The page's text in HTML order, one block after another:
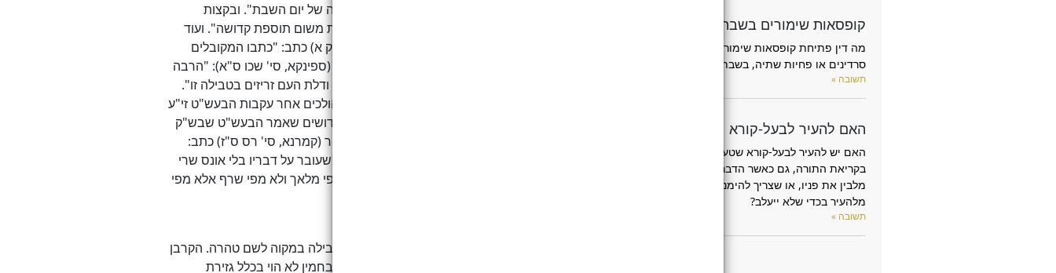
קופסאות שימורים בשבת
מה דין פתיחת קופסאות שימורים,
סרדינים או פחיות שתיה, בשבת?
תשובה »
האם להעיר לבעל-קורא
האם יש להעיר לבעל-קורא שטעה
בקריאת התורה, גם כאשר הדבר
מלבין את פניו, או שצריך להימנע
מלהעיר בכדי שלא ייעלב?
תשובה »
הנזכרת צריך לטבול בבוקר ביום השבת כו' להמשיך עליו קדושה עליונה של יום השבת". ובקצות
השלחן (סי' קלג ס"ק ח): "ורוב התלמידי חכמים טובלים בשבת שחרית משום תוספת קדושה". ועוד
כתב שם, שהטובל בשבת בבוקר "מצוה קעביד". וכתב עוד (סי' פג ס"ק א) כתב: "כתבו המקובלים
שצריך לטבול בשבת בבוקר אף אם אין צריך לטבילה". בארחות חיים (ספינקא, סי' שכו ס"א): "הרבה
אנשים מוסרים נפשם על טבילה זו כידוע דאכשיר דרי בעזה"י וכל המון ודלת העם זריזים בטבילה זו".
ובספר דרכי חיים ושלום (סי' תכו בהערה): "כבר נהגו כל החסידים ההולכים אחר עקבות הבעש"ט זי"ע
ותלמידיו ותלמידי תלמידיו לטבול בשבת בבוקר וכמבואר בספרים הקדושים שאמר הבעש"ט שבש"ק
בבוקר יש שכר בהמקוה עוד יותר מערב שבת כו'". ובספר שלחן הטהור (קמרנא, סי' רס ס"ז) כתב:
"וחייב לטבול שחרית קודם התפלה ביום השבת על פי מרן האר"י, ומי שעובר על דבריו בלי אונס שרי
ליה למיקרי עבריינא, כי כל דבריו אפילו דבר קטן הוא מה ששמע לא מפי מלאך ולא מפי שרף אלא מפי
ג. ומצאנו בדברי הפוסקים שכתבו שגזירת מרחצאות לא נאמרה על טבילה במקוה לשם טהרה. הקרבן
נתנאל (על הרא"ש שבת פ"ב סי' כב ס"ק ק) כתב: "שטבילת מי מקוה בחמין לא הוי בכלל גזירת